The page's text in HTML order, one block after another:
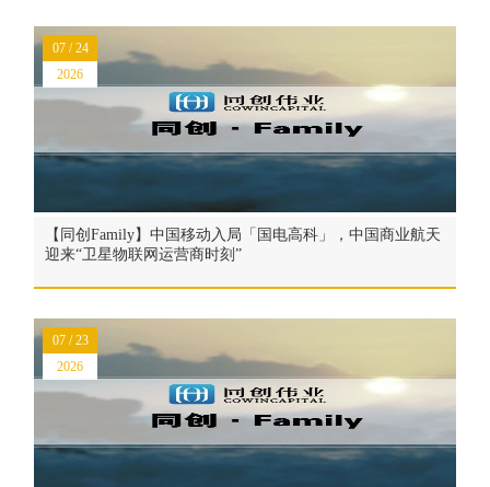
【同创Family】中国移动入局「国电高科」，中国商业航天
迎来“卫星物联网运营商时刻”
07 / 24
2026
07 / 23
2026